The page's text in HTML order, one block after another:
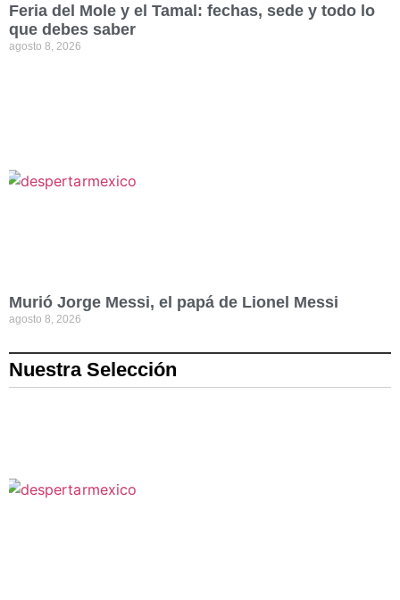
Feria del Mole y el Tamal: fechas, sede y todo lo
que debes saber
agosto 8, 2026
Murió Jorge Messi, el papá de Lionel Messi
agosto 8, 2026
Nuestra Selección